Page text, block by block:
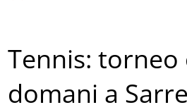
Tennis: torneo
domani a Sarre